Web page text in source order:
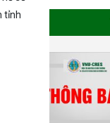
tỉnh